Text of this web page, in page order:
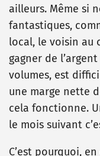
ailleurs. Même si
fantastiques,
local, le voisin au
gagner de
volumes, est
une marge nette
cela fonctionne.
le mois suivant
C’est pourquoi,